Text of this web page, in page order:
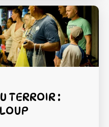
TERROIR :